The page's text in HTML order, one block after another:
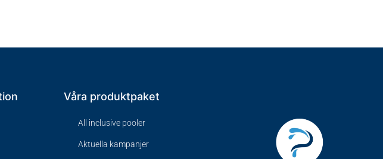
Våra produktpaket
All inclusive pooler
Aktuella kampanjer